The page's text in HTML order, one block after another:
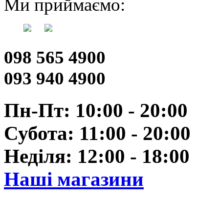
Ми приймаємо:
098 565 4900
093 940 4900
Пн-Пт: 10:00 - 20:00
Субота: 11:00 - 20:00
Неділя: 12:00 - 18:00
Наші магазини